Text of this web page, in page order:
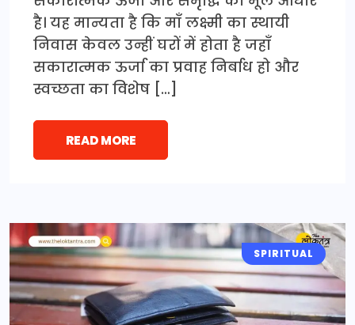
है। यह मान्यता है कि माँ लक्ष्मी का स्थायी
निवास केवल उन्हीं घरों में होता है जहाँ
सकारात्मक ऊर्जा का प्रवाह निर्बाध हो और
स्वच्छता का विशेष […]
READ MORE
SPIRITUAL